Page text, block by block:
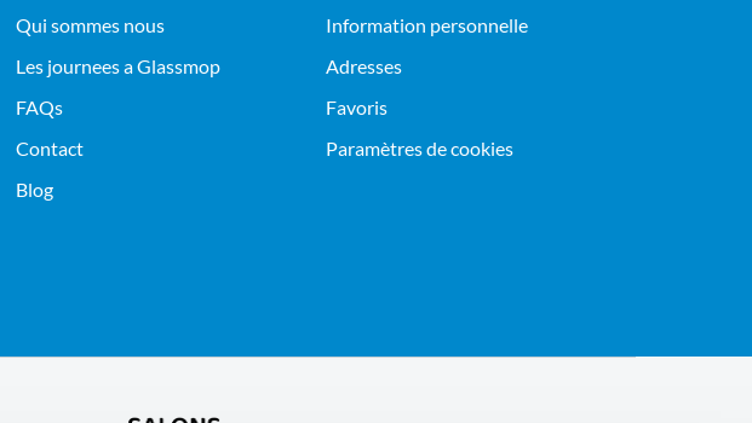
Qui sommes nous
Les journees a Glassmop
FAQs
Contact
Blog
Information personnelle
Adresses
Favoris
Paramètres de cookies